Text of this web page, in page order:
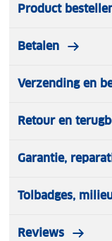
Product
Betalen
Verzending en
Retour en
Garantie,
Tolbadges,
Reviews